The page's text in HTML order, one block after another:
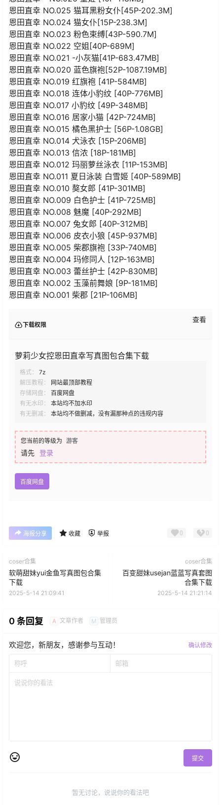
恩田直幸 NO.025 猫耳黑粉女仆[45P-202.3M]
恩田直幸 NO.024 猫女仆[15P-238.3M]
恩田直幸 NO.023 粉色束缚[43P-590.7M]
恩田直幸 NO.022 空姐[40P-689M]
恩田直幸 NO.021 -小灰猫[41P-683.47MB]
恩田直幸 NO.020 蓝色旗袍[52P-1087.19MB]
恩田直幸 NO.019 红旗袍 [41P-584MB]
恩田直幸 NO.018 连体小豹纹 [40P-776MB]
恩田直幸 NO.017 小豹纹 [49P-348MB]
恩田直幸 NO.016 居家小猫 [42P-724MB]
恩田直幸 NO.015 橘色黑护士 [56P-1.08GB]
恩田直幸 NO.014 犬泳衣 [15P-206MB]
恩田直幸 NO.013 信浓 [18P-181MB]
恩田直幸 NO.012 玛丽萝丝泳衣 [11P-153MB]
恩田直幸 NO.011 夏日泳装 白雪姬 [40P-589MB]
恩田直幸 NO.010 獒女郎 [41P-301MB]
恩田直幸 NO.009 白色护士 [41P-725MB]
恩田直幸 NO.008 魅魔 [40P-292MB]
恩田直幸 NO.007 兔女郎 [40P-312MB]
恩田直幸 NO.006 皮衣小狼 [45P-937MB]
恩田直幸 NO.005 柴郡旗袍 [33P-740MB]
恩田直幸 NO.004 玛修同人 [12P-163MB]
恩田直幸 NO.003 蕾丝护士 [42P-830MB]
恩田直幸 NO.002 玉藻前舞娘 [9P-181MB]
恩田直幸 NO.001 柴郡 [21P-106MB]
下载权限
查看
萝莉少女控恩田直幸写真图包合集下载
格式：
7z
解压教程：
网站最顶部教程
存储网盘：
百度网盘
有无水印：
本站均不加水印
有无删减：
本站均不做删减，没有漏那种点的违规内容
您当前的等级为 游客
请先 登录
百度网盘
海报分享 收藏 举报 0 0
coser合集
软萌甜妹yui金鱼写真图包合集
下载
2025-5-14 21:09:41
coser合集
百变甜妹usejan蓝蓝写真套图
合集下载
2025-5-14 21:21:14
0 条回复 A 文章作者 M 管理员
欢迎您，新朋友，感谢参与互动！ 确认修改
提交
暂无讨论，说说你的看法吧